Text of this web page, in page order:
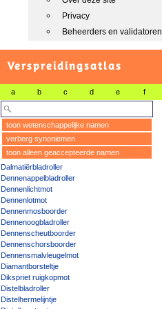
Privacy
Beheerders en validatoren
Verspreidingsatlas
a b c d e f
toon wetenschappelijke namen
verberg synoniemen
toon alleen geaccepteerde namen
Dalmatiërbladroller
Dennenappelbladroller
Dennenlichtmot
Dennenlotmot
Dennenmosboorder
Dennenoogbladroller
Dennenscheutboorder
Dennenschorsboorder
Dennensmalvleugelmot
Diamantborsteltje
Dikspriet ruigkopmot
Distelbladroller
Distelhermelijntje